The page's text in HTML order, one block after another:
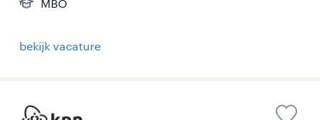
MBO
bekijk vacature